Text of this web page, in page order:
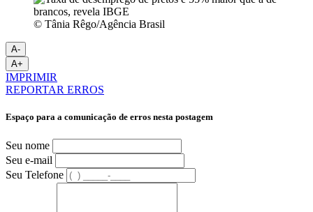
© Tânia Rêgo/Agência Brasil
A-
A+
IMPRIMIR
REPORTAR ERROS
Espaço para a comunicação de erros nesta postagem
Seu nome
Seu e-mail
Seu Telefone